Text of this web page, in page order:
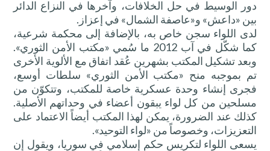
دور الوسيط في حل الخلافات، وآخرها في النزاع الدائر
بين «داعش» و«عاصفة الشمال» في إعزاز.
لدى اللواء سجن خاص به، بالإضافة إلى محكمة شرعية،
كما شكّل في آب 2012 ما سُمي «مكتب الأمن الثوري».
وبعد تشكيل المكتب بشهرين عُقد اتفاق مع الألوية الأخرى
تم بموجبه منح «مكتب الأمن الثوري» سلطات أوسع،
فجرى إنشاء وحدة عسكرية خاصة للمكتب، وتتكوّن من
مسلحين من كل لواء يبقون أعضاء في وحداتهم الأصلية.
كذلك عند الضرورة، يمكن لهذا المكتب أيضاً الاعتماد على
التعزيزات، وخصوصاً من «لواء التوحيد».
يسعى اللواء لتكريس حكم إسلامي في سوريا، ويقول إن